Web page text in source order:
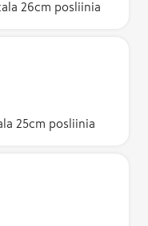
26cm posliinia
25cm posliinia